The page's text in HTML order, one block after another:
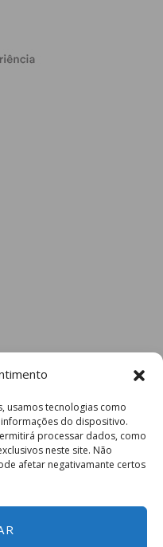
usamos tecnologias como
do dispositivo.
processar dados, como
neste site. Não
afetar negativamante certos